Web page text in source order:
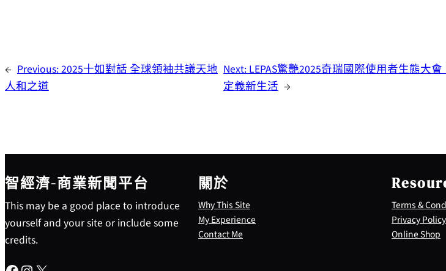
← Previous:2025十如對話 全球領袖共議天地
人和之道
Next:LEPAS驚艷2025奇瑞國際使用者生態大
定義新生活 →
智經濟-商業新聞平台
This may be a good place to introduce
yourself and your site or include some
credits.
關於
Why This Site
My Experience
Contact Me
Terms &
Privacy Policy
Online Shop